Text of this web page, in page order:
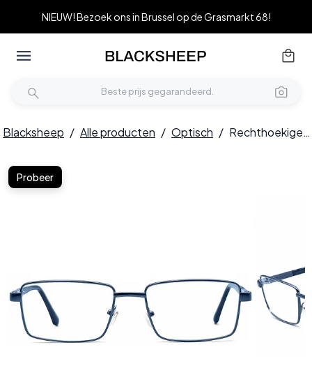
NIEUW! Bezoek ons in Brussel op de Grasmarkt 68!
Blacksheep / Alle producten / Optisch / Rechthoekige blauwe metalen bril #BS2012-1123
Probeer